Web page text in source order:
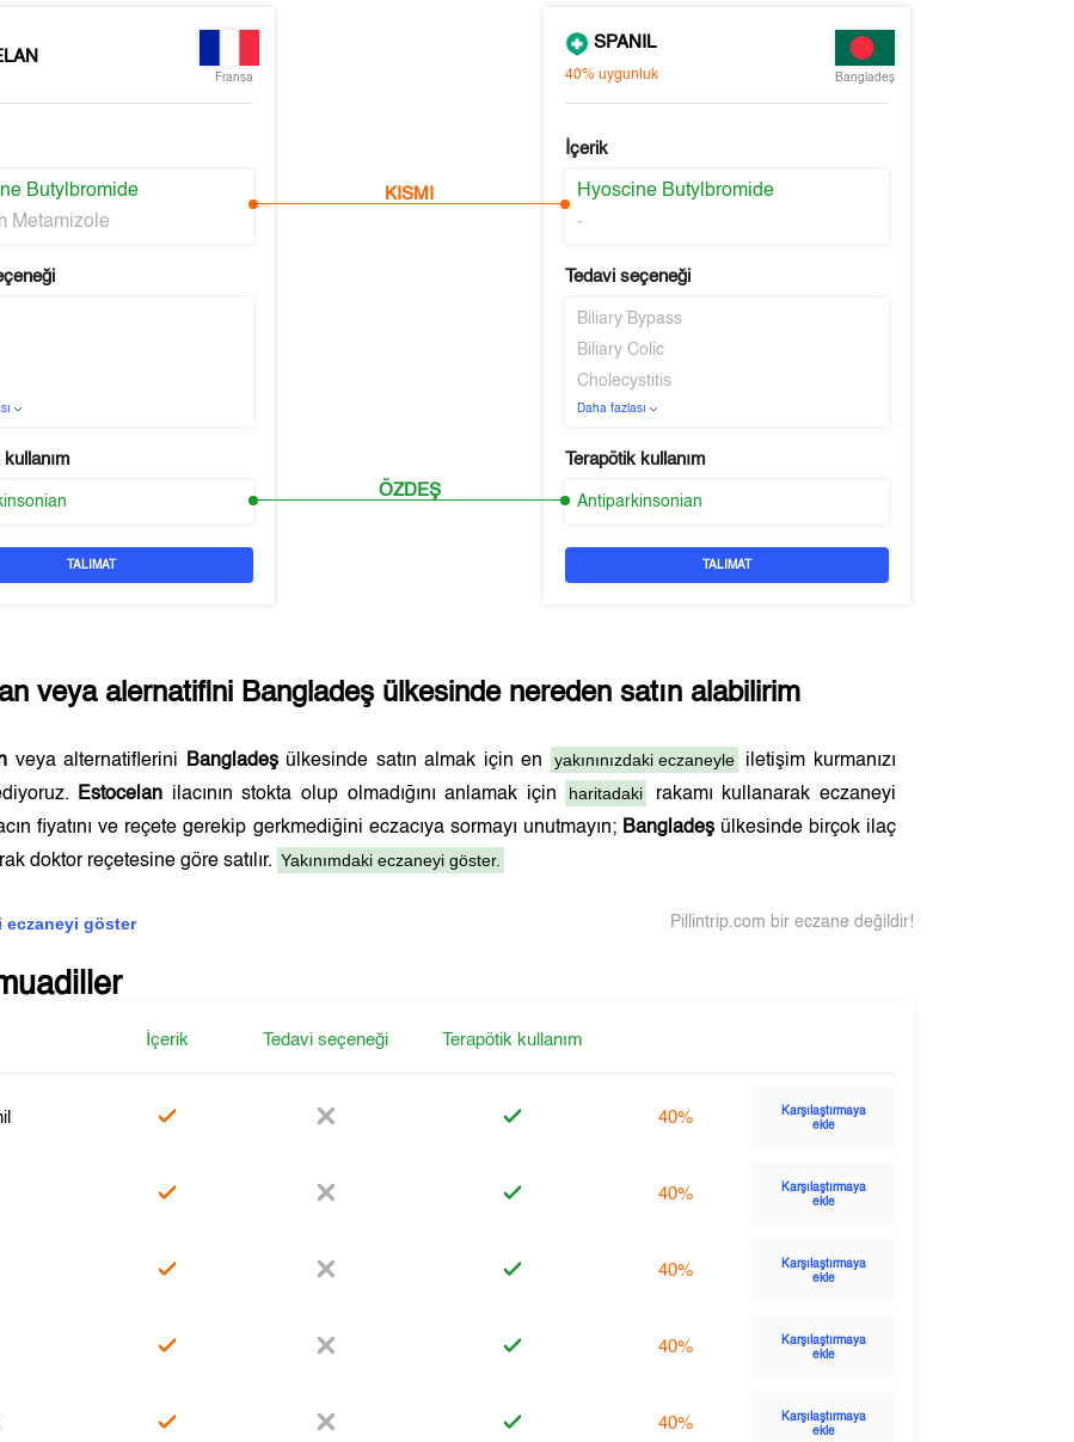
Fransa
Butylbromide
Metamizole
TALIMAT
KISMI
ÖZDEŞ
SPANIL
40% uygunluk Bangladeş
İçerik
Hyoscine Butylbromide
-
Tedavi seçeneği
Biliary Bypass
Biliary Colic
Cholecystitis
Daha fazlası
Terapötik kullanım
Antiparkinsonian
TALIMAT
veya alernatifini Bangladeşülkesinde nereden satın alabilirim
veya alternatiflerini Bangladeşülkesinde satın almak için en yakınınızdaki eczaneyle
iletişim kurmanızı
Estocelan ilacının stokta olup olmadığını anlamak için haritadaki
rakamı kullanarak eczaneyi
fiyatını ve reçete gerekip gerkmediğini eczacıya sormayı unutmayın; Bangladeşülkesinde birçok ilaç
doktor reçetesine göre satılır. Yakınımdaki eczaneyi göster.
eczaneyi göster Pillintrip.com bir eczane değildir!
İçerik Tedavi seçeneği Terapötik kullanım
40%
Karşılaştırmaya
ekle
40%
Karşılaştırmaya
ekle
40%
Karşılaştırmaya
ekle
40%
Karşılaştırmaya
ekle
40%
Karşılaştırmaya
ekle